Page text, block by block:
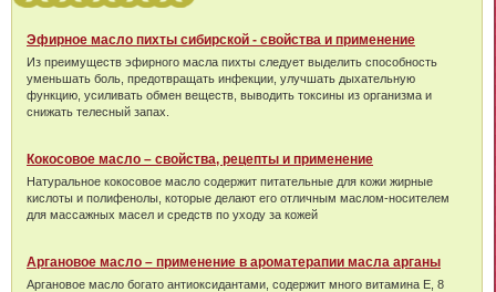
Эфирное масло пихты сибирской - свойства и применение
Из преимуществ эфирного масла пихты следует выделить способность
уменьшать боль, предотвращать инфекции, улучшать дыхательную
функцию, усиливать обмен веществ, выводить токсины из организма и
снижать телесный запах.
Кокосовое масло – свойства, рецепты и применение
Натуральное кокосовое масло содержит питательные для кожи жирные
кислоты и полифенолы, которые делают его отличным маслом-носителем
для массажных масел и средств по уходу за кожей
Аргановое масло – применение в ароматерапии масла арганы
Аргановое масло богато антиоксидантами, содержит много витамина Е, 8